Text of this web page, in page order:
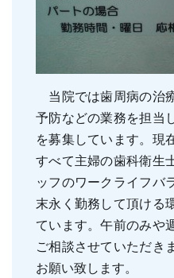
訪問口腔ケア
当院では歯周病の治
予防などの業務を担当
を募集しています。現
すべて主婦の歯科衛生
ッフのワークライフバ
末永く勤務して頂ける
ています。午前のみや
ご相談させていただき
お願い致します。